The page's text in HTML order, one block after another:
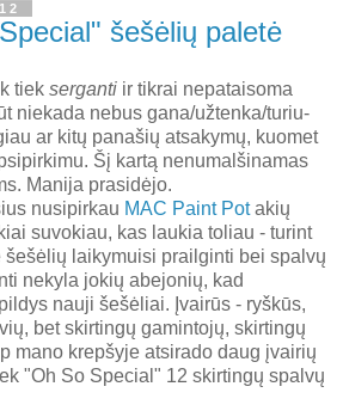
šešėlių paletė
tiek serganti ir tikrai nepataisoma
niekada nebus gana/užtenka/turiu-
ar kitų panašių atsakymų, kuomet
Šį kartą nenumalšinamas
Manija prasidėjo.
nusipirkau MAC Paint Potakių
suvokiau, kas laukia toliau - turint
laikymuisi prailginti bei spalvų
nekyla jokių abejonių, kad
nauji šešėliai. Įvairūs - ryškūs,
bet skirtingų gamintojų, skirtingų
mano krepšyje atsirado daug įvairių
"Oh So Special" 12 skirtingų spalvų